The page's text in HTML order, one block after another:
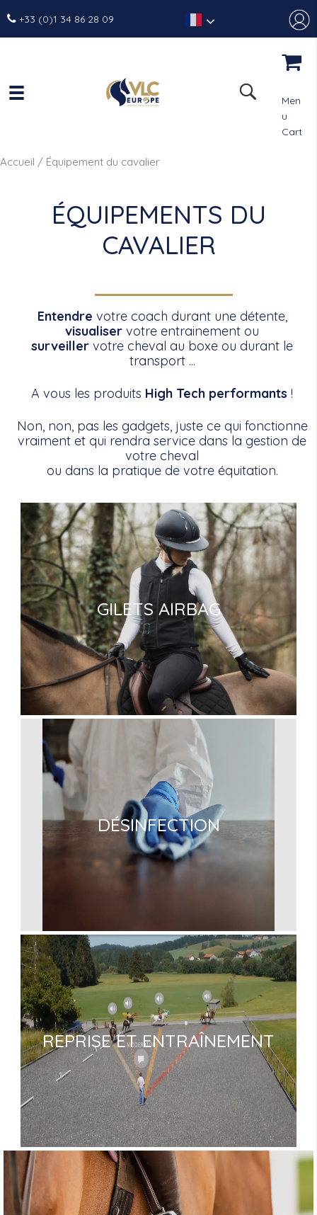
+33 (0)1 34 86 28 09
Men
u
Cart
Accueil / Équipement du cavalier
ÉQUIPEMENTS DU
CAVALIER
Entendre votre coach durant une détente,
visualiser votre entrainement ou
surveiller votre cheval au boxe ou durant le
transport ...
A vous les produits High Tech performants !
Non, non, pas les gadgets, juste ce qui fonctionne
vraiment et qui rendra service dans la gestion de
votre cheval
ou dans la pratique de votre équitation.
GILETS AIRBAG
DÉSINFECTION
REPRISE ET ENTRAÎNEMENT